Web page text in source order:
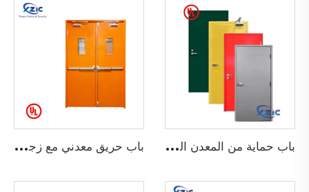
ب
اب حماية من المعدن المستوي ب
اب حريق معدني مع زجاج خفيف